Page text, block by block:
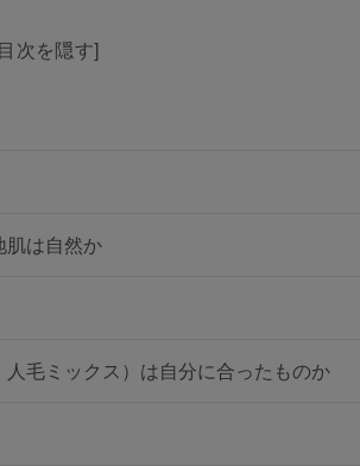
目次を隠す]
肌は自然か
毛ミックス）は自分に合ったものか